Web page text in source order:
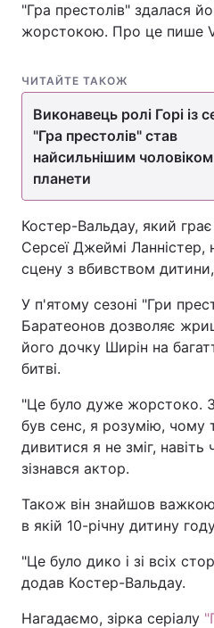
"Гра престолів" здалася
жорстокою. Про це пише
ЧИТАЙТЕ ТАКОЖ
Виконавець ролі Горі із
"Гра престолів" став
найсильнішим чоловіком
планети
Костер-Вальдау, який
Серсеї Джеймі Ланністер,
сцену з вбивством
У п'ятому сезоні "Гри
Баратеонов дозволяє
його дочку Ширін на
битві.
"Це було дуже жорстоко.
був сенс, я розумію, чому
дивитися я не зміг,
зізнався актор.
Також він знайшов
в якій 10-річну дитину
"Це було дико і зі всіх
додав Костер-Вальдау.
Нагадаємо, зірка серіалу